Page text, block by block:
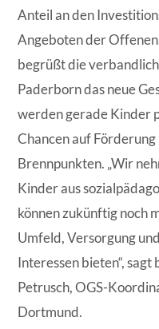
Anteil an den
Angeboten der Offenen
begrüßt die
Paderborn das neue
werden gerade Kinder
Chancen auf
Brennpunkten. „Wir
Kinder aus
können zukünftig noch
Umfeld, Versorgung
Interessen bieten“,
Petrusch, OGS-
Dortmund.